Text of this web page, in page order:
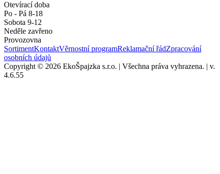
Otevírací doba
Po - Pá 8-18
Sobota 9-12
Neděle zavřeno
Provozovna
SortimentKontaktVěrnostní programReklamační řádZpracování
osobních údajů
Copyright © 2026 EkoŠpajzka s.r.o. | Všechna práva vyhrazena. | v.
4.6.55